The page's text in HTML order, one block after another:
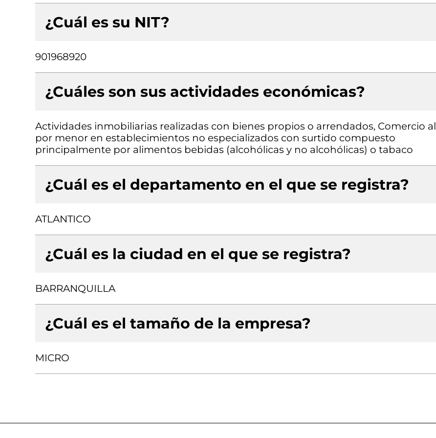
¿Cuál es su NIT?
901968920
¿Cuáles son sus actividades económicas?
Actividades inmobiliarias realizadas con bienes propios o arrendados, Comercio al
por menor en establecimientos no especializados con surtido compuesto
principalmente por alimentos bebidas (alcohólicas y no alcohólicas) o tabaco
¿Cuál es el departamento en el que se registra?
ATLANTICO
¿Cuál es la ciudad en el que se registra?
BARRANQUILLA
¿Cuál es el tamaño de la empresa?
MICRO